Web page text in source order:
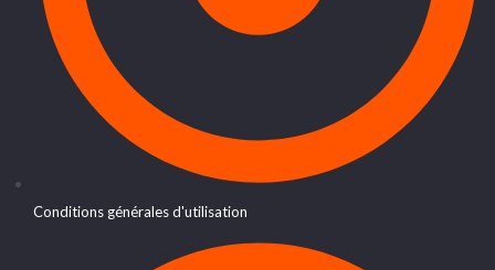
Conditions générales d'utilisation